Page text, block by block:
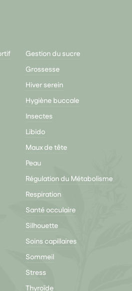
Gestion du sucre
Grossesse
Hiver serein
Hygiène buccale
Insectes
Libido
Maux de tête
Peau
Régulation du Métabolisme
Respiration
Santé occulaire
Silhouette
Soins capillaires
Sommeil
Stress
Thyroïde